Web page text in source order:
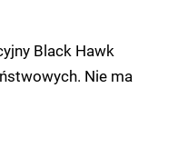
Black Hawk
Nie ma